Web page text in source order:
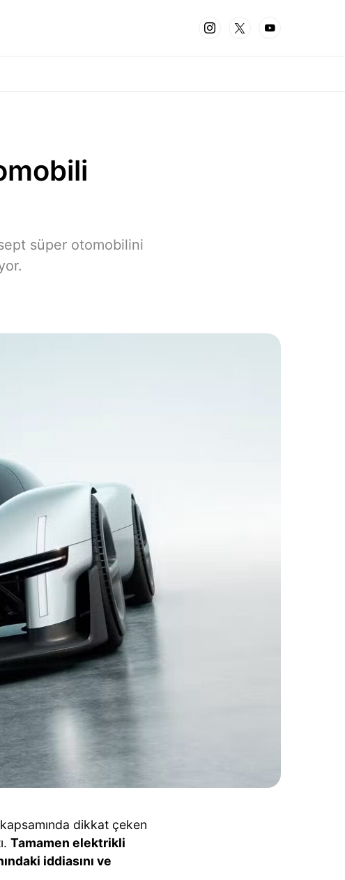
süper otomobilini
dikkat çeken
Tamamen elektrikli
iddiasını ve